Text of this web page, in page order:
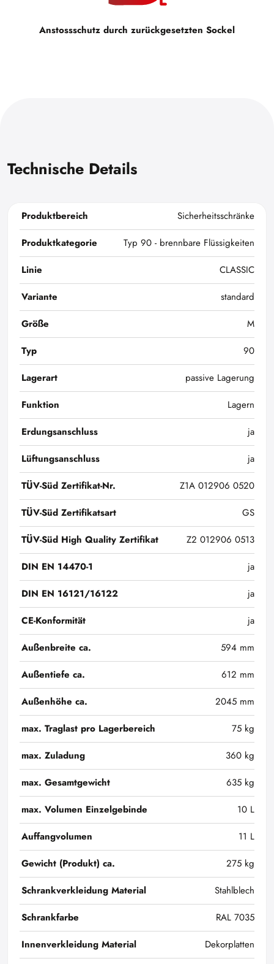
Anstossschutz durch zurückgesetzten Sockel
Technische Details
Produktbereich
Sicherheitsschränke
Produktkategorie
Typ 90 - brennbare Flüssigkeiten
Linie
CLASSIC
Variante
standard
Größe
M
Typ
90
Lagerart
passive Lagerung
Funktion
Lagern
Erdungsanschluss
ja
Lüftungsanschluss
ja
TÜV-Süd Zertifikat-Nr.
Z1A 012906 0520
TÜV-Süd Zertifikatsart
GS
TÜV-Süd High Quality Zertifikat
Z2 012906 0513
DIN EN 14470-1
ja
DIN EN 16121/16122
ja
CE-Konformität
ja
Außenbreite ca.
594 mm
Außentiefe ca.
612 mm
Außenhöhe ca.
2045 mm
max. Traglast pro Lagerbereich
75 kg
max. Zuladung
360 kg
max. Gesamtgewicht
635 kg
max. Volumen Einzelgebinde
10 L
Auffangvolumen
11 L
Gewicht (Produkt) ca.
275 kg
Schrankverkleidung Material
Stahlblech
Schrankfarbe
RAL 7035
Innenverkleidung Material
Dekorplatten